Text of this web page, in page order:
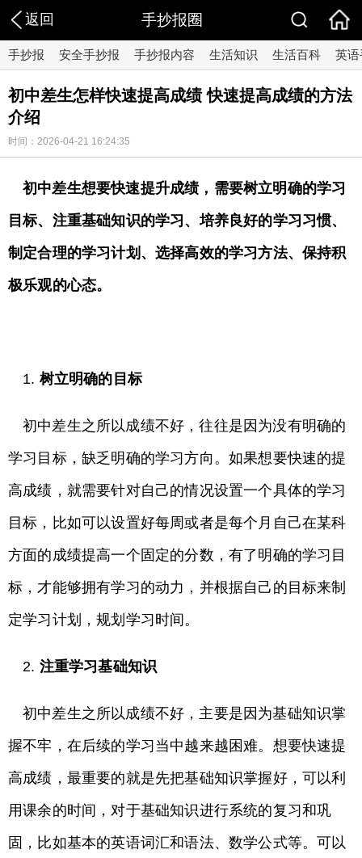
返回 手抄报圈
手抄报 安全手抄报 手抄报内容 生活知识 生活百科 英
初中差生怎样快速提高成绩 快速提高成绩的方法
介绍
时间：2026-04-21 16:24:35
初中差生想要快速提升成绩，需要树立明确的学习
目标、注重基础知识的学习、培养良好的学习习惯、
制定合理的学习计划、选择高效的学习方法、保持积
极乐观的心态。
1. 树立明确的目标
初中差生之所以成绩不好，往往是因为没有明确的
学习目标，缺乏明确的学习方向。如果想要快速的提
高成绩，就需要针对自己的情况设置一个具体的学习
目标，比如可以设置好每周或者是每个月自己在某科
方面的成绩提高一个固定的分数，有了明确的学习目
标，才能够拥有学习的动力，并根据自己的目标来制
定学习计划，规划学习时间。
2. 注重学习基础知识
初中差生之所以成绩不好，主要是因为基础知识掌
握不牢，在后续的学习当中越来越困难。想要快速提
高成绩，最重要的就是先把基础知识掌握好，可以利
用课余的时间，对于基础知识进行系统的复习和巩
固，比如基本的英语词汇和语法、数学公式等。可以